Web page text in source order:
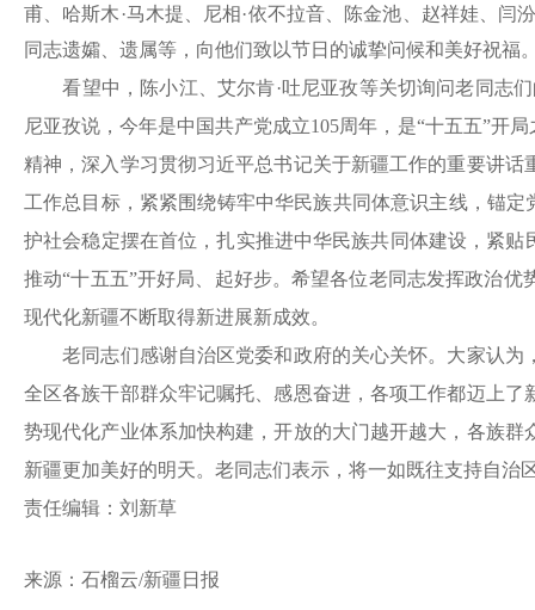
甫、哈斯木·马木提、尼相·依不拉音、陈金池、赵祥娃、
同志遗孀、遗属等，向他们致以节日的诚挚问候和美好祝福
看望中，陈小江、艾尔肯·吐尼亚孜等关切询问老同志
尼亚孜说，今年是中国共产党成立105周年，是“十五五”开
精神，深入学习贯彻习近平总书记关于新疆工作的重要讲
工作总目标，紧紧围绕铸牢中华民族共同体意识主线，锚
护社会稳定摆在首位，扎实推进中华民族共同体建设，紧
推动“十五五”开好局、起好步。希望各位老同志发挥政治
现代化新疆不断取得新进展新成效。
老同志们感谢自治区党委和政府的关心关怀。大家认为
全区各族干部群众牢记嘱托、感恩奋进，各项工作都迈上
势现代化产业体系加快构建，开放的大门越开越大，各族
新疆更加美好的明天。老同志们表示，将一如既往支持自
责任编辑：刘新草
来源： 石榴云/新疆日报